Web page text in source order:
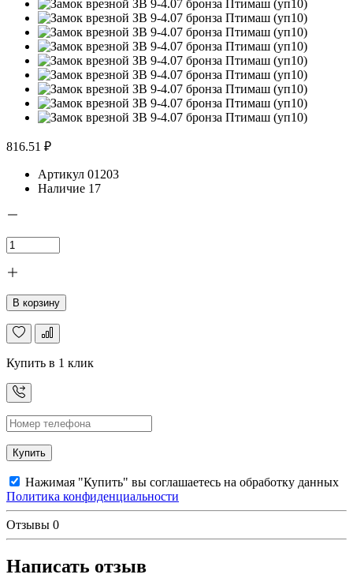
816.51 ₽
Артикул 01203
Наличие 17
В корзину
Купить в 1 клик
Купить
Нажимая "Купить" вы соглашаетесь на обработку данных
Политика конфиденциальности
Отзывы 0
Написать отзыв